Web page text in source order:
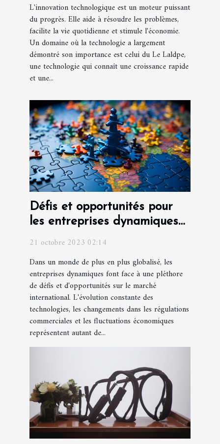
L'innovation technologique est un moteur puissant
du progrès. Elle aide à résoudre les problèmes,
facilite la vie quotidienne et stimule l'économie.
Un domaine où la technologie a largement
démontré son importance est celui du Le Laldpe,
une technologie qui connaît une croissance rapide
et une...
Défis et opportunités pour
les entreprises dynamiques
sur le marché international
21 octobre 2023 02:14
Dans un monde de plus en plus globalisé, les
entreprises dynamiques font face à une pléthore
de défis et d'opportunités sur le marché
international. L'évolution constante des
technologies, les changements dans les régulations
commerciales et les fluctuations économiques
représentent autant de...